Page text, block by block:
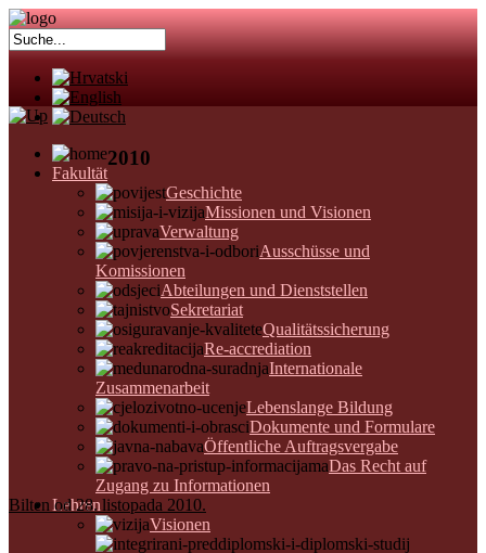
Fakultät
Geschichte
Missionen und Visionen
Verwaltung
Ausschüsse und
Komissionen
Abteilungen und Dienststellen
Sekretariat
Qualitätssicherung
Re-accrediation
Internationale
Zusammenarbeit
Lebenslange Bildung
Dokumente und Formulare
Öffentliche Auftragsvergabe
Das Recht auf
Zugang zu Informationen
Lehren
Visionen
2010
Bilten od 28. listopada 2010.